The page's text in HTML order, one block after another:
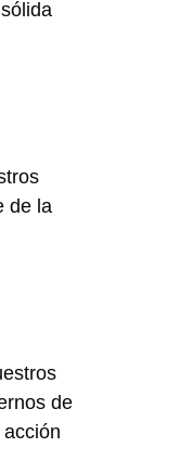
de la
de